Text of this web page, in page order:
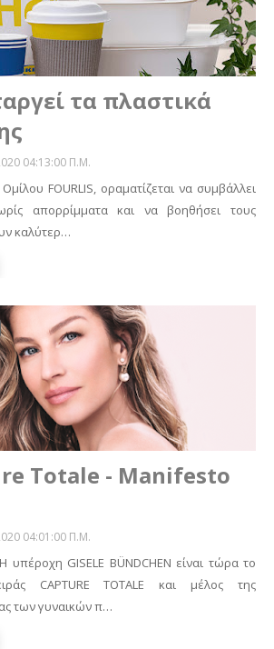
τα πλαστικά
04:13:00 Π.μ.
FOURLIS, οραματίζεται να συμβάλλει
απορρίμματα και να βοηθήσει τους
καλύτερ…
Totale - Manifesto
04:01:00 Π.μ.
υπέροχη GISELE BÜNDCHEN είναι τώρα το
CAPTURE TOTALE και μέλος της
των γυναικών π…